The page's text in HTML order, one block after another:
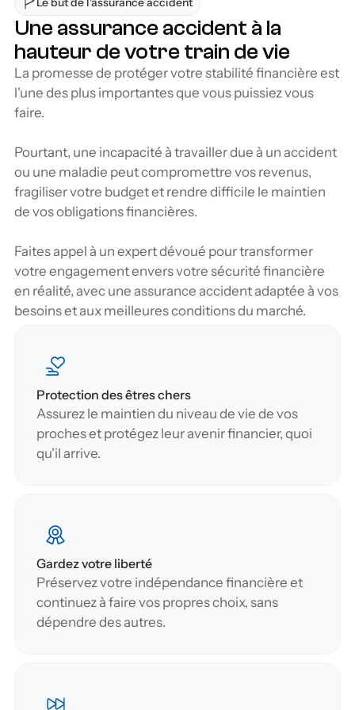
Une assurance accident à la
hauteur de votre train de vie
La promesse de protéger votre stabilité financière est
l'une des plus importantes que vous puissiez vous
faire.
Pourtant, une incapacité à travailler due à un accident
ou une maladie peut compromettre vos revenus,
fragiliser votre budget et rendre difficile le maintien
de vos obligations financières.
Faites appel à un expert dévoué pour transformer
votre engagement envers votre sécurité financière
en réalité, avec une assurance accident adaptée à vos
besoins et aux meilleures conditions du marché.
Protection des êtres chers
Assurez le maintien du niveau de vie de vos
proches et protégez leur avenir financier, quoi
qu'il arrive.
Gardez votre liberté
Préservez votre indépendance financière et
continuez à faire vos propres choix, sans
dépendre des autres.